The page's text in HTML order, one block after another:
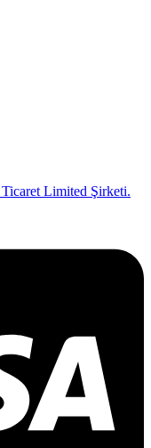
Limited Şirketi.